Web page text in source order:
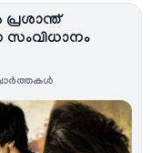
സംവിധാനം